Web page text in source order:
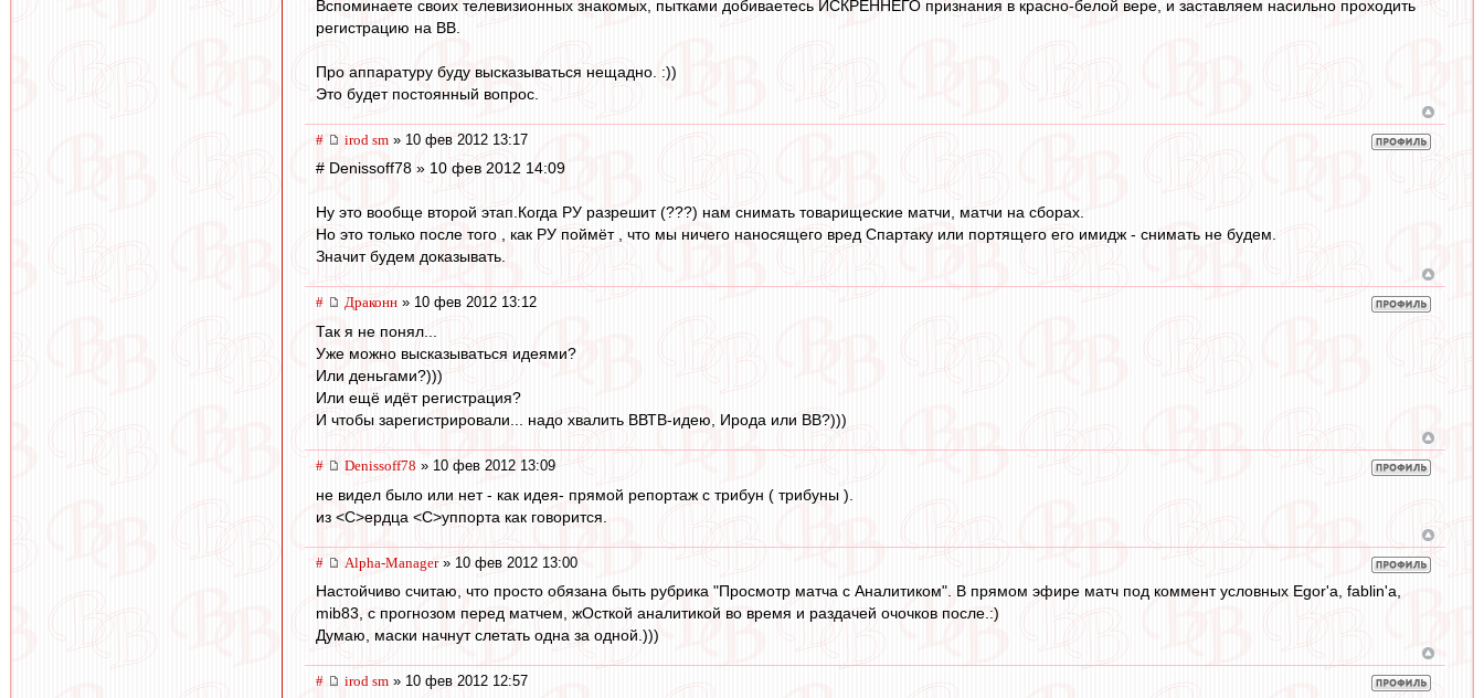
Вспоминаете своих телевизионных знакомых, пытками добиваетесь ИСКРЕННЕГО признания в красно-белой вере, и заставляем насильно проходить
регистрацию на ВВ.
Про аппаратуру буду высказываться нещадно. :))
Это будет постоянный вопрос.
# irod sm » 10 фев 2012 13:17
# Denissoff78 » 10 фев 2012 14:09
Ну это вообще второй этап.Когда РУ разрешит (???) нам снимать товарищеские матчи, матчи на сборах.
Но это только после того , как РУ поймёт , что мы ничего наносящего вред Спартаку или портящего его имидж - снимать не будем.
Значит будем доказывать.
# Драконн » 10 фев 2012 13:12
Так я не понял...
Уже можно высказываться идеями?
Или деньгами?)))
Или ещё идёт регистрация?
И чтобы зарегистрировали... надо хвалить ВВТВ-идею, Ирода или ВВ?)))
# Denissoff78 » 10 фев 2012 13:09
не видел было или нет - как идея- прямой репортаж с трибун ( трибуны ).
из <C>ердца <C>уппорта как говорится.
# Alpha-Manager» 10 фев 2012 13:00
Настойчиво считаю, что просто обязана быть рубрика "Просмотр матча с Аналитиком". В прямом эфире матч под коммент условных Egor'а, fablin'a,
mib83, с прогнозом перед матчем, жОсткой аналитикой во время и раздачей очочков после.:)
Думаю, маски начнут слетать одна за одной.)))
# irod sm » 10 фев 2012 12:57